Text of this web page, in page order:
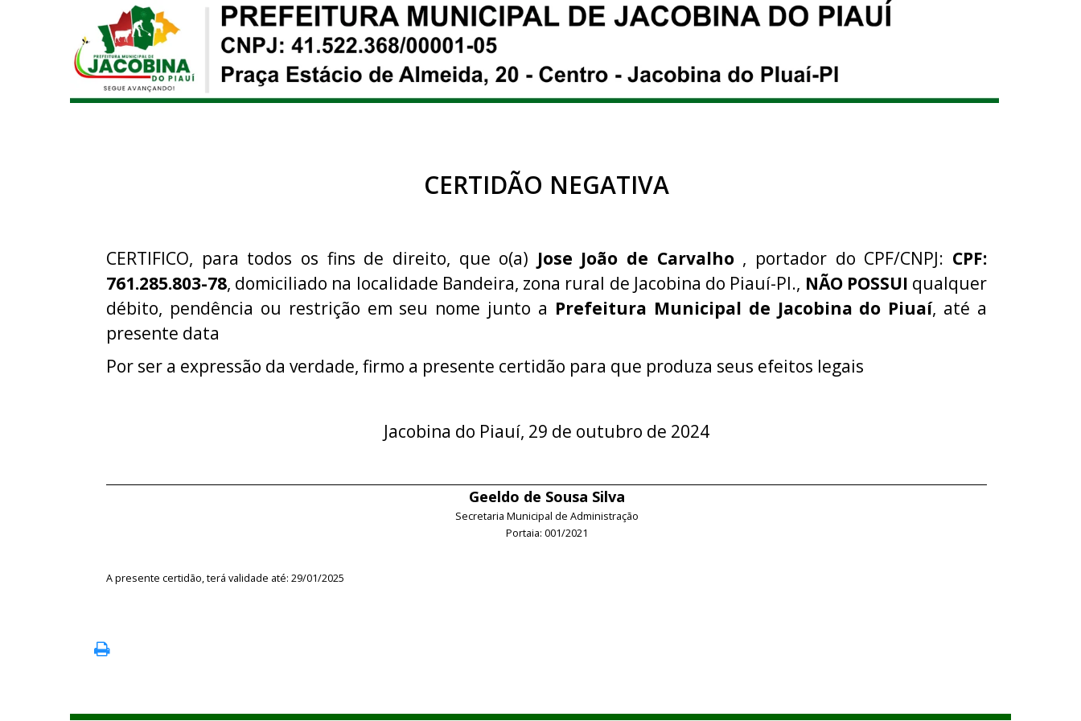
CERTIDÃO NEGATIVA
CERTIFICO, para todos os fins de direito, que o(a) Jose João de Carvalho , portador do CPF/CNPJ: CPF:
761.285.803-78, domiciliado na localidade Bandeira, zona rural de Jacobina do Piauí-PI., NÃO POSSUI qualquer
débito, pendência ou restrição em seu nome junto a Prefeitura Municipal de Jacobina do Piuaí, até a
presente data
Por ser a expressão da verdade, firmo a presente certidão para que produza seus efeitos legais
Jacobina do Piauí, 29 de outubro de 2024
Geeldo de Sousa Silva
Secretaria Municipal de Administração
Portaia: 001/2021
A presente certidão, terá validade até: 29/01/2025